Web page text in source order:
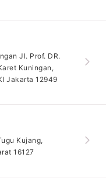
Jl. Prof. DR.
Kuningan,
Jakarta 12949
Kujang,
16127